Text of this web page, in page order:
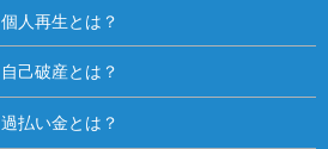
個人再生とは？
自己破産とは？
過払い金とは？